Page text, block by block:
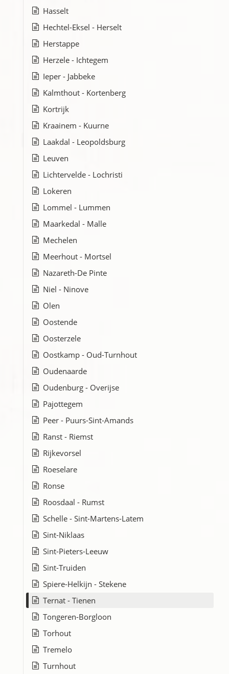
Hasselt
Hechtel-Eksel - Herselt
Herstappe
Herzele - Ichtegem
Ieper - Jabbeke
Kalmthout - Kortenberg
Kortrijk
Kraainem - Kuurne
Laakdal - Leopoldsburg
Leuven
Lichtervelde - Lochristi
Lokeren
Lommel - Lummen
Maarkedal - Malle
Mechelen
Meerhout - Mortsel
Nazareth-De Pinte
Niel - Ninove
Olen
Oostende
Oosterzele
Oostkamp - Oud-Turnhout
Oudenaarde
Oudenburg - Overijse
Pajottegem
Peer - Puurs-Sint-Amands
Ranst - Riemst
Rijkevorsel
Roeselare
Ronse
Roosdaal - Rumst
Schelle - Sint-Martens-Latem
Sint-Niklaas
Sint-Pieters-Leeuw
Sint-Truiden
Spiere-Helkijn - Stekene
Ternat - Tienen
Tongeren-Borgloon
Torhout
Tremelo
Turnhout